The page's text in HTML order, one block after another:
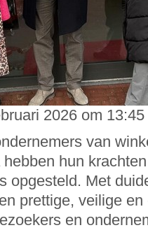
2026 om
van
hun
opgesteld. Met
prettige, veilige
en